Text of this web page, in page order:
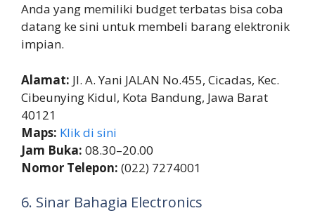
Anda yang memiliki budget terbatas bisa coba
datang ke sini untuk membeli barang elektronik
impian.
Alamat: Jl. A. Yani JALAN No.455, Cicadas, Kec.
Cibeunying Kidul, Kota Bandung, Jawa Barat
40121
Maps: Klik di sini
Jam Buka: 08.30–20.00
Nomor Telepon: (022) 7274001
6. Sinar Bahagia Electronics